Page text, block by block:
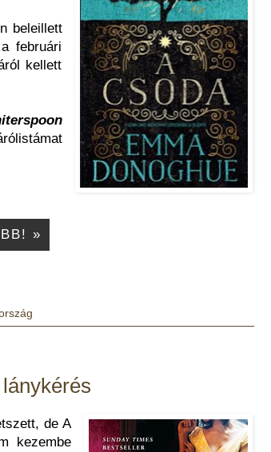
beleillett
februári
kellett
»
de A
kezembe